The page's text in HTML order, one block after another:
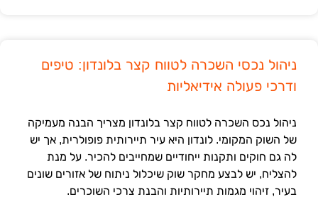
ניהול נכסי השכרה לטווח קצר בלונדון: טיפים
ודרכי פעולה אידיאליות
ניהול נכס השכרה לטווח קצר בלונדון מצריך הבנה מעמיקה
של השוק המקומי. לונדון היא עיר תיירותית פופולרית, אך יש
לה גם חוקים ותקנות ייחודיים שמחייבים להכיר. על מנת
להצליח, יש לבצע מחקר שוק שיכלול ניתוח של אזורים שונים
בעיר, זיהוי מגמות תיירותיות והבנת צרכי השוכרים.